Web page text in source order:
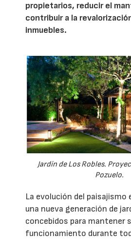
propietarios, reducir el
contribuir a la
inmuebles.
Jardín de Los Robles.
Pozuelo.
La evolución del paisajismo
una nueva generación de
concebidos para mantener
funcionamiento durante